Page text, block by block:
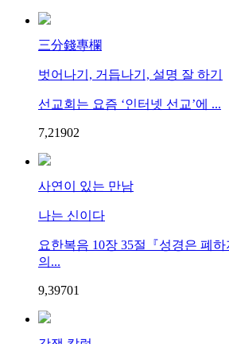
三分錢專欄
벗어나기, 거듭나기, 설명 잘 하기
선교회는 요즘 ‘인터넷 선교’에 ...
7,21902
사연이 있는 만남
나는 신이다
요한복음 10장 35절『성경은 폐
의...
9,39701